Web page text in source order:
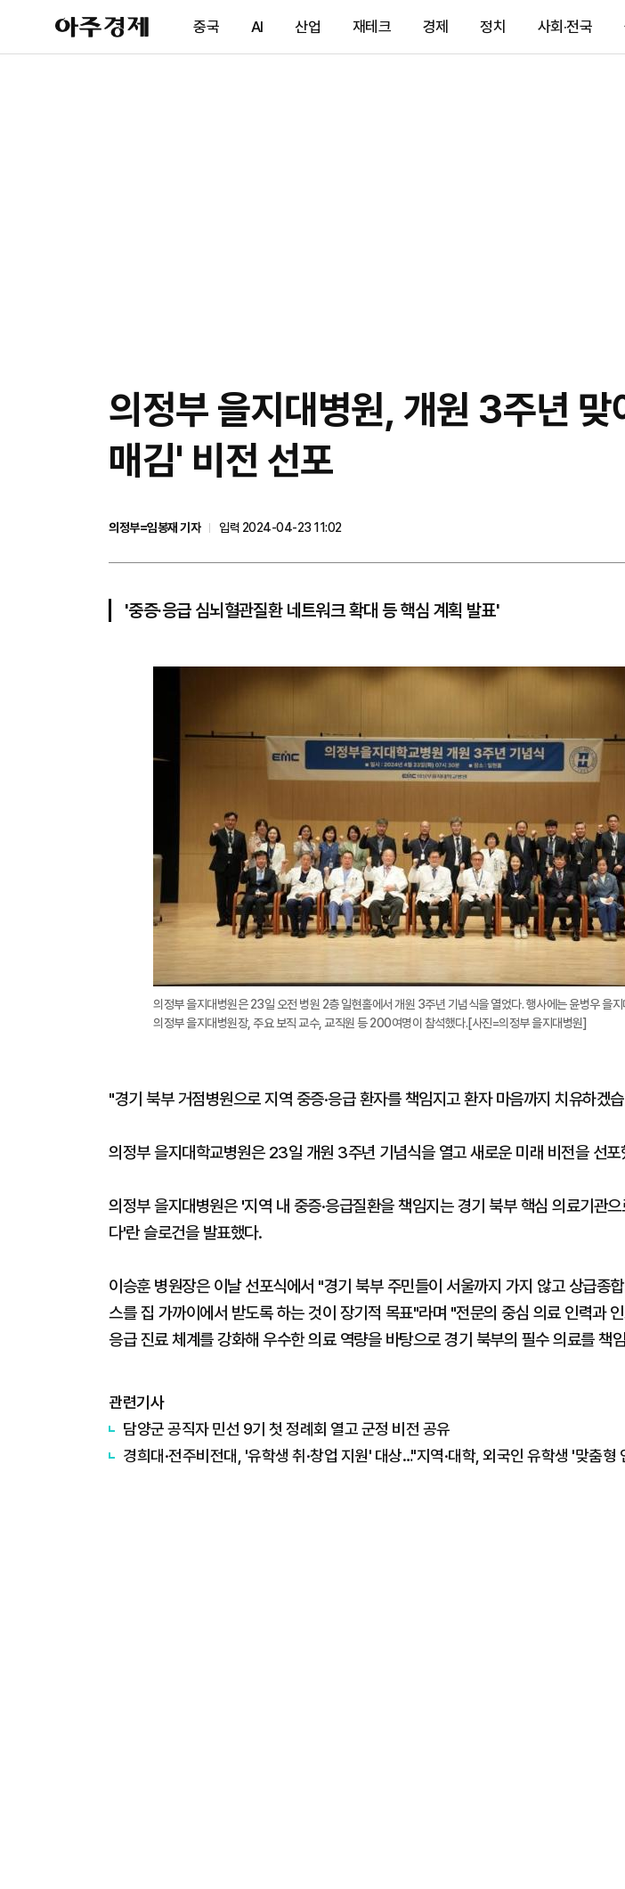
아
주
제
중국 AI 산업 재테크 경제 정치 사회·전국
의정부 을지대병원, 개원 3주년 맞
매김' 비전 선포
의정부=임봉재 기자
입력 2024-04-23 11:02
'중증·응급 심뇌혈관질환 네트워크 확대 등 핵심 계획 발표'
의정부 을지대병원은 23일 오전 병원 2층 일현홀에서 개원 3주년 기념식을 열었다. 행사에는 윤병우 을
의정부 을지대병원장, 주요 보직 교수, 교직원 등 200여명이 참석했다.[사진=의정부 을지대병원]
"경기 북부 거점병원으로 지역 중증·응급 환자를 책임지고 환자 마음까지 치유하겠
의정부 을지대학교병원은 23일 개원 3주년 기념식을 열고 새로운 미래 비전을 선포
의정부 을지대병원은 '지역 내 중증·응급질환을 책임지는 경기 북부 핵심 의료기관
다'란 슬로건을 발표했다.
이승훈 병원장은 이날 선포식에서 "경기 북부 주민들이 서울까지 가지 않고 상급종
스를 집 가까이에서 받도록 하는 것이 장기적 목표"라며 "전문의 중심 의료 인력과
응급 진료 체계를 강화해 우수한 의료 역량을 바탕으로 경기 북부의 필수 의료를 책
관련기사
담양군 공직자 민선 9기 첫 정례회 열고 군정 비전 공유
경희대·전주비전대, '유학생 취·창업 지원' 대상…"지역·대학, 외국인 유학생 '맞춤형